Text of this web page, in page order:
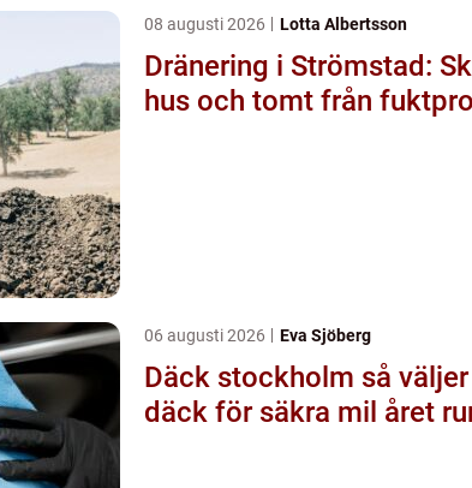
08 augusti 2026 Lotta Albertsson
Dränering i Strömstad:
hus och tomt från
06 augusti 2026 Eva Sjöberg
Däck stockholm så väljer du rätt
däck för säkra mil året